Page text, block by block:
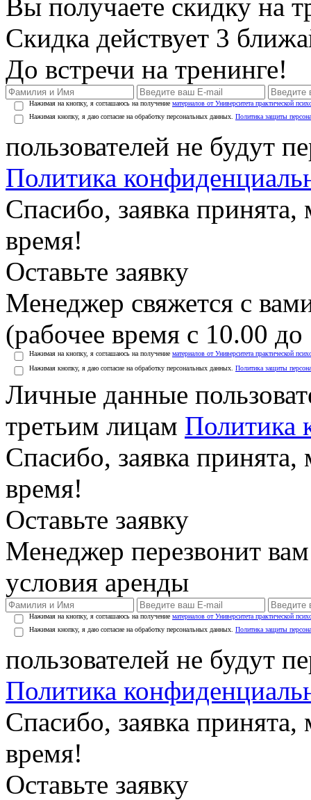
Вы получаете скидку на
Скидка действует 3
До встречи на тренинге!
Нажимая на кнопку, я соглашаюсь на получение материалов от Университета практической
Нажимая кнопку, я даю согласие на обработку персональных данных. Политика защиты
пользователей не будут
Политика
Спасибо, заявка
время!
Оставьте заявку
Менеджер свяжется с
(рабочее время с 10.00
Нажимая на кнопку, я соглашаюсь на получение материалов от Университета практической
Нажимая кнопку, я даю согласие на обработку персональных данных. Политика защиты
Личные данные
третьим лицам Политика
Спасибо, заявка
время!
Оставьте заявку
Менеджер перезвонит
условия аренды
Нажимая на кнопку, я соглашаюсь на получение материалов от Университета практической
Нажимая кнопку, я даю согласие на обработку персональных данных. Политика защиты
пользователей не будут
Политика
Спасибо, заявка
время!
Оставьте заявку